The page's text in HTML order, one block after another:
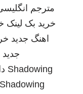
مترجم
خرید بک لینک
اهنگ جدید
جدید
Shadowing